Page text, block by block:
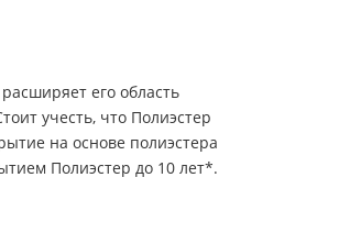
его область
учесть, что Полиэстер
на основе полиэстера
Полиэстер до 10 лет*.